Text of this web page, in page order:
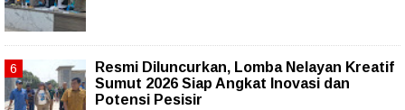
Resmi Diluncurkan, Lomba Nelayan Kreatif
Sumut 2026 Siap Angkat Inovasi dan
Potensi Pesisir